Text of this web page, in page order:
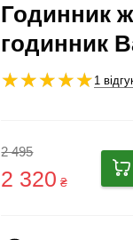
Годинник
годинник
1
2 495
2 320₴